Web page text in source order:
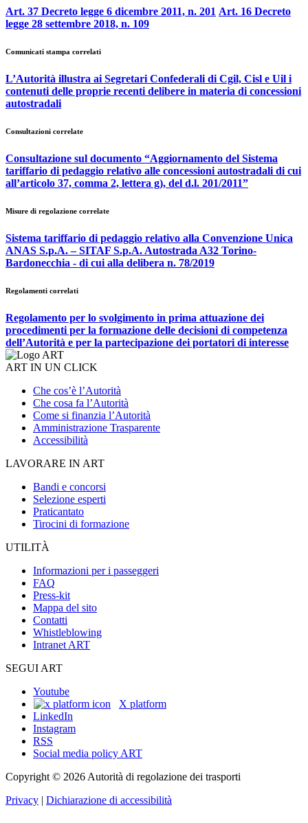
Art. 37 Decreto legge 6 dicembre 2011, n. 201 Art. 16 Decreto
legge 28 settembre 2018, n. 109
Comunicati stampa correlati
L’Autorità illustra ai Segretari Confederali di Cgil, Cisl e Uil i
contenuti delle proprie recenti delibere in materia di concessioni
autostradali
Consultazioni correlate
Consultazione sul documento “Aggiornamento del Sistema
tariffario di pedaggio relativo alle concessioni autostradali di cui
all’articolo 37, comma 2, lettera g), del d.l. 201/2011”
Misure di regolazione correlate
Sistema tariffario di pedaggio relativo alla Convenzione Unica
ANAS S.p.A. – SITAF S.p.A. Autostrada A32 Torino-
Bardonecchia - di cui alla delibera n. 78/2019
Regolamenti correlati
Regolamento per lo svolgimento in prima attuazione dei
procedimenti per la formazione delle decisioni di competenza
dell’Autorità e per la partecipazione dei portatori di interesse
ART IN UN CLICK
Che cos’è l’Autorità
Che cosa fa l’Autorità
Come si finanzia l’Autorità
Amministrazione Trasparente
Accessibilità
LAVORARE IN ART
Bandi e concorsi
Selezione esperti
Praticantato
Tirocini di formazione
UTILITÀ
Informazioni per i passeggeri
FAQ
Press-kit
Mappa del sito
Contatti
Whistleblowing
Intranet ART
SEGUI ART
Youtube
X platform
LinkedIn
Instagram
RSS
Social media policy ART
Copyright © 2026 Autorità di regolazione dei trasporti
Privacy | Dichiarazione di accessibilità